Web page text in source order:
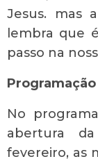
Jesus. mas
lembra que
passo na
Programação
No
abertura
fevereiro, as